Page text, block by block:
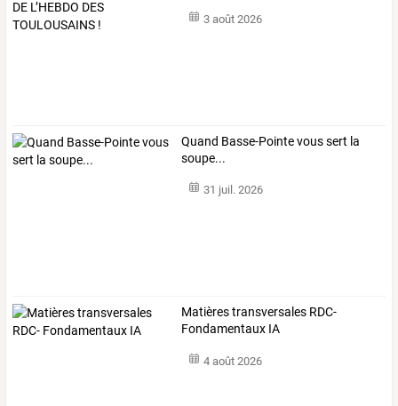
3 août 2026
Quand Basse-Pointe vous sert la
soupe...
31 juil. 2026
Matières transversales RDC-
Fondamentaux IA
4 août 2026